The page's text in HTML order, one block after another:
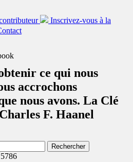
Inscrivez-vous à la
ce qui nous
accrochons
nous avons. La Clé
F. Haanel